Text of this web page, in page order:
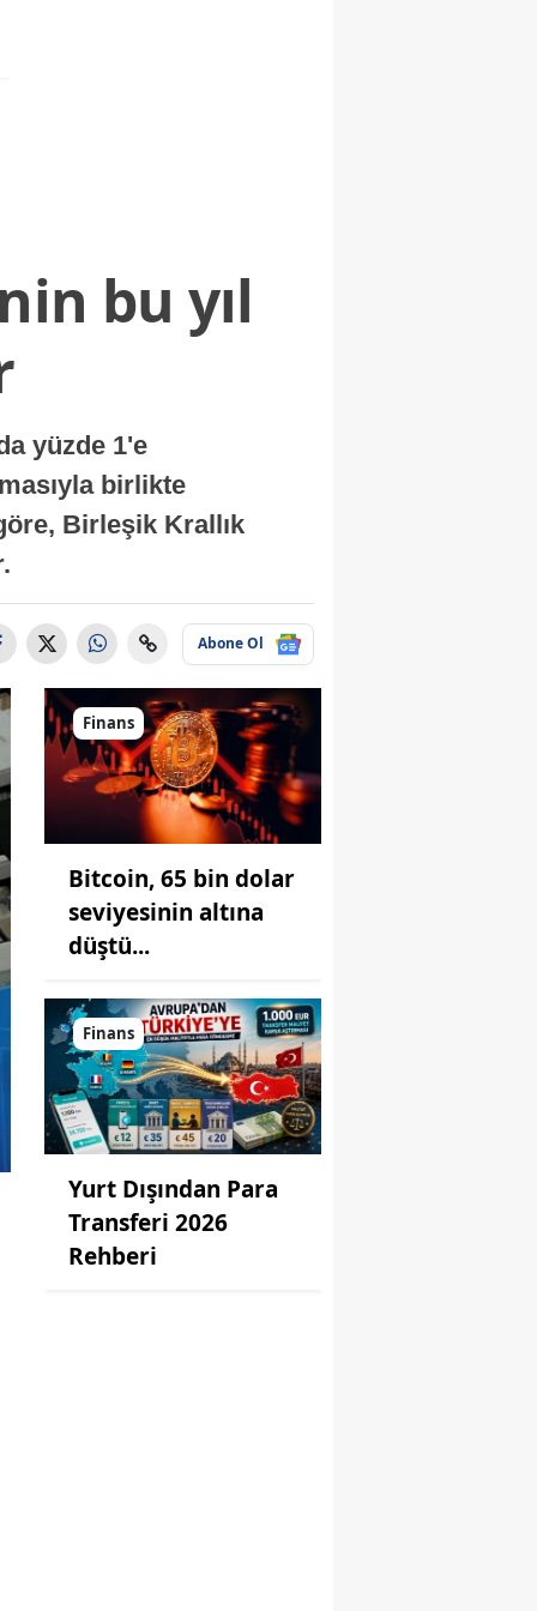
bu yıl
yüzde 1'e
birlikte
Birleşik Krallık
Abone Ol
Finans
Bitcoin, 65 bin dolar
seviyesinin altına
düştü...
Finans
Yurt Dışından Para
Transferi 2026
Rehberi